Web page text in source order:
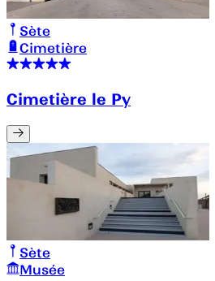
Sète
Cimetière
Cimetière le Py
Sète
Musée